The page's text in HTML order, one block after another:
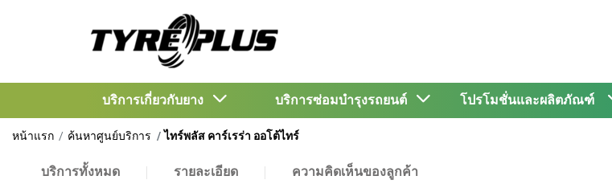
บริการเกี่ยวกับยาง บริการซ่อมบำรุงรถยนต์ โปรโมชั่นและผลิตภัณฑ์
หน้าแรก ค้นหาศูนย์บริการ ไทร์พลัส คาร์เรร่า ออโต้ไทร์
บริการทั้งหมด รายละเอียด ความคิดเห็นของลูกค้า